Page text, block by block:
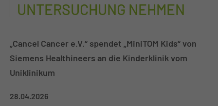
UNTERSUCHUNG NEHMEN
„Cancel Cancer e.V.“ spendet „MiniTOM Kids“ von
Siemens Healthineers an die Kinderklinik vom
Uniklinikum
28.04.2026